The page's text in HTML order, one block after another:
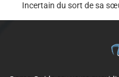
Incertain du sort de sa